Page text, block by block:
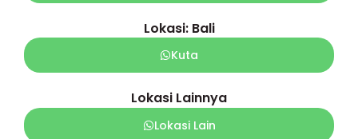
Lokasi: Bali
Kuta
Lokasi Lainnya
Lokasi Lain